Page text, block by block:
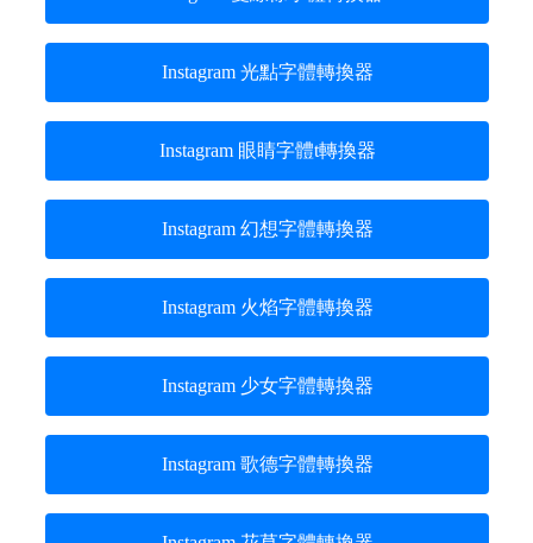
Instagram 光點字體轉換器
Instagram 眼睛字體t轉換器
Instagram 幻想字體轉換器
Instagram 火焰字體轉換器
Instagram 少女字體轉換器
Instagram 歌德字體轉換器